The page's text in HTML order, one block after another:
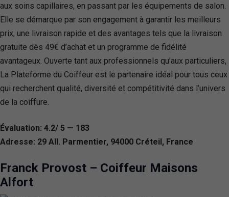
aux soins capillaires, en passant par les équipements de salon.
Elle se démarque par son engagement à garantir les meilleurs
prix, une livraison rapide et des avantages tels que la livraison
gratuite dès 49€ d’achat et un programme de fidélité
avantageux. Ouverte tant aux professionnels qu’aux particuliers,
La Plateforme du Coiffeur est le partenaire idéal pour tous ceux
qui recherchent qualité, diversité et compétitivité dans l’univers
de la coiffure.
Évaluation: 4.2/ 5 — 183
Adresse: 29 All. Parmentier, 94000 Créteil, France
Franck Provost – Coiffeur Maisons
Alfort